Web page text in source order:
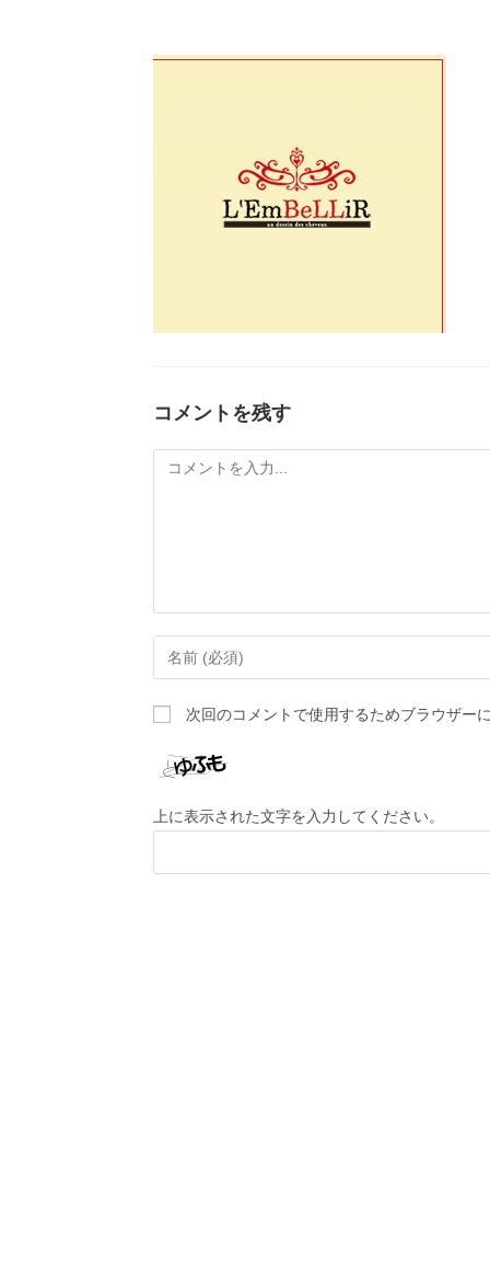
コメントを残す
次回のコメントで使用するためブラウザー
上に表示された文字を入力してください。